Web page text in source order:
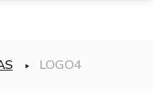
LOGO4